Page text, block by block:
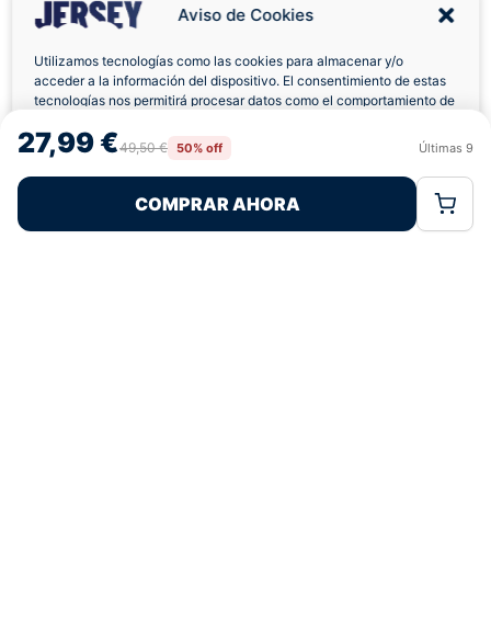
Aviso de Cookies
Utilizamos tecnologías como las cookies para almacenar y/o
acceder a la información del dispositivo. El consentimiento de estas
tecnologías nos permitirá procesar datos como el comportamiento de
retirar el consentimiento, puede afectar negativamente a ciertas
características y funciones.
Rechazar
Política de CookiesPolítica de Privacidad
27,99 €49,50 € 50% off Últimas 9
COMPRAR AHORA
Envíos a Domicilio Devolución 7 Días
Pagos 100% Seguros Ofertas Sin Límites